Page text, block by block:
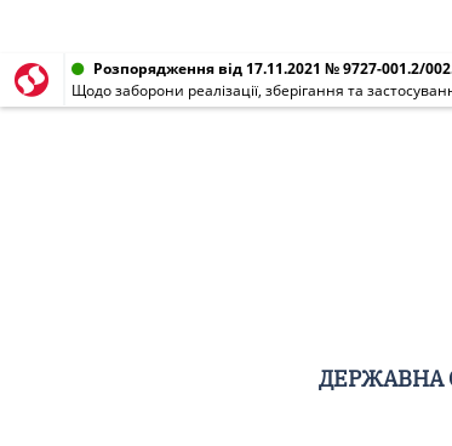
Розпорядження від 17.11.2021 № 9727-001.2/
ДЕРЖАВНА